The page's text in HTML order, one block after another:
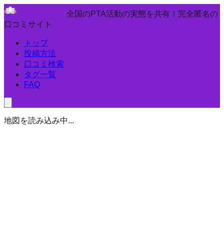
全国のPTA活動の実態を共有！完全匿名の
口コミサイト
トップ
投稿方法
口コミ検索
タグ一覧
FAQ
地図を読み込み中...